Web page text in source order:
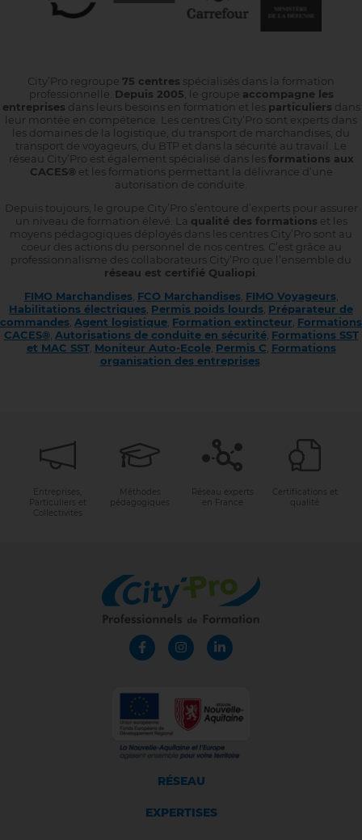
City’Pro regroupe 75 centres spécialisés dans la formation
professionnelle. Depuis 2005, le groupe accompagne les
entreprises dans leurs besoins en formation et les particuliers dans
leur montée en compétence. Les centres City’Pro sont experts dans
les domaines de la logistique, du transport de marchandises, du
transport de voyageurs, du BTP et dans la sécurité au travail. Le
réseau City’Pro est également spécialisé dans lesformations aux
CACES® et les formations permettant la délivrance d’une
autorisation de conduite.
Depuis toujours, le groupe City’Pro s’entoure d’experts pour assurer
un niveau de formation élevé. La qualité des formations et les
moyens pédagogiques déployés dans les centres City’Pro sont au
coeur des actions du personnel de nos centres. C’est grâce au
professionnalisme des collaborateurs City’Pro que l’ensemble du
réseau est certifié Qualiopi
FIMO Marchandises, FCO Marchandises, FIMO Voyageurs,
Habilitations électriques, Permis poids lourds, Préparateur de
commandes, Agent logistique, Formation extincteur, Formations
CACES®, Autorisations de conduite en sécurité, Formations SST
et MAC SST, Moniteur Auto-Ecole, Permis C, Formations
organisation des entreprises.
Entreprises,
Particuliers et
Collectivités
Méthodes
pédagogiques
Réseau experts
en France
Certifications et
qualité
RÉSEAU
EXPERTISES